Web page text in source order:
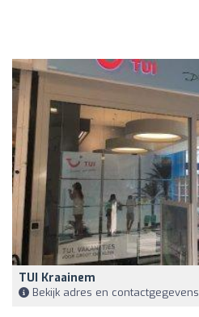
TUI Kraainem
Bekijk adres en contactgegevens